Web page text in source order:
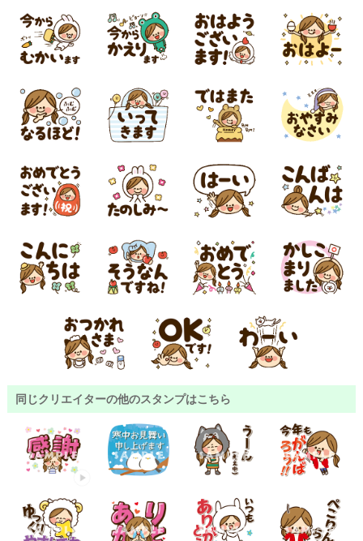
同じクリエイターの他のスタンプはこちら